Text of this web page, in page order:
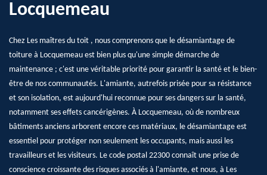
Locquemeau
Chez Les maîtres du toit , nous comprenons que le désamiantage de
toiture à Locquemeau est bien plus qu'une simple démarche de
maintenance ; c'est une véritable priorité pour garantir la santé et le bien-
être de nos communautés. L'amiante, autrefois prisée pour sa résistance
et son isolation, est aujourd'hui reconnue pour ses dangers sur la santé,
notamment ses effets cancérigènes. À Locquemeau, où de nombreux
bâtiments anciens arborent encore ces matériaux, le désamiantage est
essentiel pour protéger non seulement les occupants, mais aussi les
travailleurs et les visiteurs. Le code postal 22300 connaît une prise de
conscience croissante des risques associés à l'amiante, et nous, à Les